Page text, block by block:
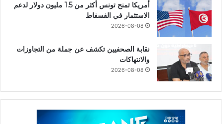
أمريكا تمنح تونس أكثر من 1.5 مليون دولار لدعم
الاستثمار في الفسفاط
2026-08-08
نقابة الصحفيين تكشف عن جملة من التجاوزات
والانتهاكات
2026-08-08